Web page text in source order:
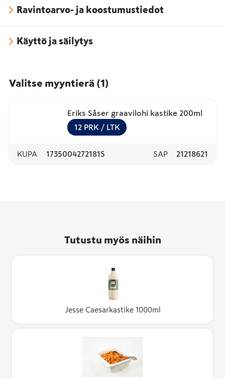
Ravintoarvo- ja koostumustiedot
Käyttö ja säilytys
Valitse myyntierä (1)
Eriks Såser graavilohi kastike 200ml
12 PRK / LTK
KUPA 17350042721815 SAP 21218621
Tutustu myös näihin
Jesse Caesarkastike 1000ml